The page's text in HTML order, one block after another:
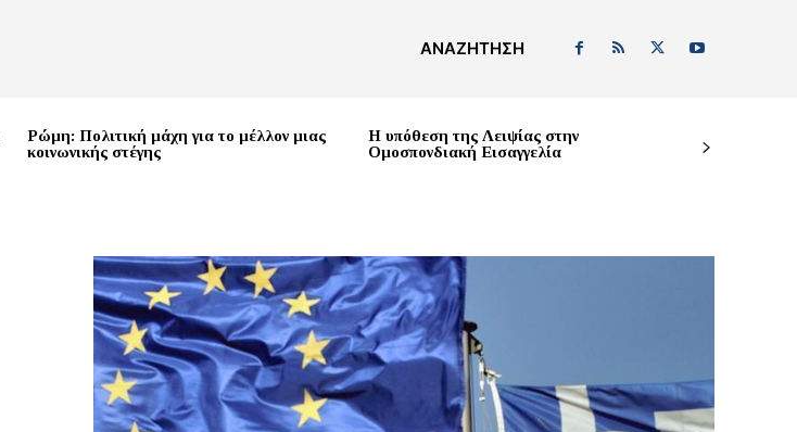
ΑΝΑΖΉΤΗΣΗ
Ρώμη: Πολιτική μάχη για το μέλλον μιας
κοινωνικής στέγης
Η υπόθεση της Λειψίας στην
Ομοσπονδιακή Εισαγγελία